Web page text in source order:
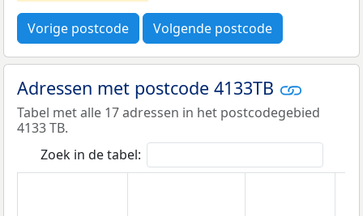
Vorige postcode Volgende postcode
Adressen met postcode 4133TB
Tabel met alle 17 adressen in het postcodegebied
4133 TB.
Zoek in de tabel: